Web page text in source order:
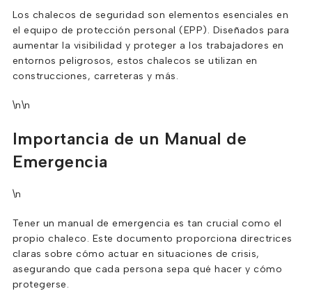
Los chalecos de seguridad son elementos esenciales en
el equipo de protección personal (EPP). Diseñados para
aumentar la visibilidad y proteger a los trabajadores en
entornos peligrosos, estos chalecos se utilizan en
construcciones, carreteras y más.
\n\n
Importancia de un Manual de
Emergencia
\n
Tener un manual de emergencia es tan crucial como el
propio chaleco. Este documento proporciona directrices
claras sobre cómo actuar en situaciones de crisis,
asegurando que cada persona sepa qué hacer y cómo
protegerse.